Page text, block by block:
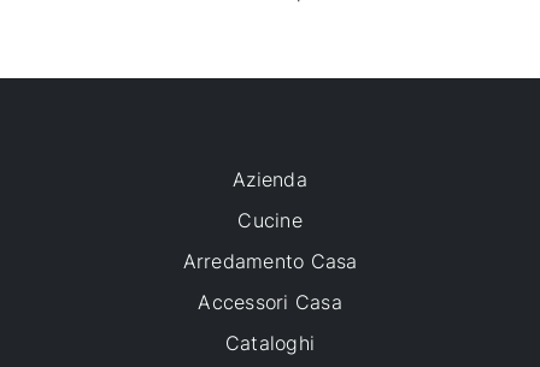
Azienda
Cucine
Arredamento Casa
Accessori Casa
Cataloghi